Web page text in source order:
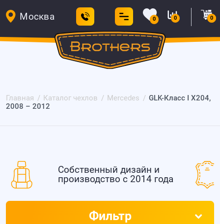
Москва 0 0 0
Главная Каталог чехлов Mercedes
GLK-Класс I X204,
2008 – 2012
Собственный дизайн и
производство с 2014 года
Фильтр